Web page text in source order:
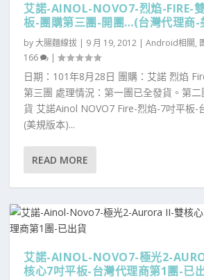
艾諾-AINOL-NOVO7-烈焰-FIRE-
板-團購第三團-開團…(台灣代理商-
by大腸麵線拔 | 9 月 19, 2012 |Android相關,
166
|
日期：101年8月28日 團購：艾諾 烈焰
第三團 處理情況：第一團已全發貨。第二
貨 艾諾Ainol NOVO7 Fire-烈焰-7吋平板-
(美規版本)...
READ MORE
艾諾-AINOL-NOVO7-極光2-
核心7吋平板-台灣代理商第1團-已